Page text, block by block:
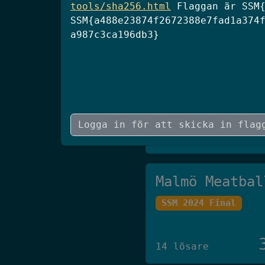
5 lösare
6 lösare
Malmö
SSM 2024 Final
14 lösare
tools/sha256.html
Flaggan är
a987c3ca196db3}